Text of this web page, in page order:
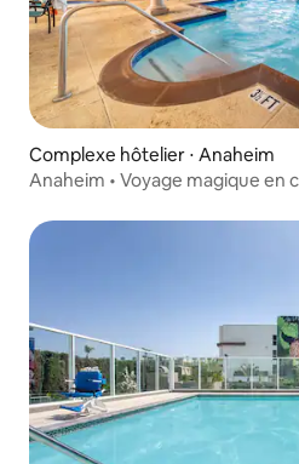
Complexe hôtelier ⋅ Anaheim
Anaheim • Voyage magique en